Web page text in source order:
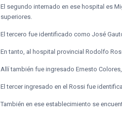
El segundo internado en ese hospital es
superiores.
El tercero fue identificado como José
En tanto, al hospital provincial Rodolfo
Allí también fue ingresado Ernesto
El tercer ingresado en el Rossi fue
También en ese establecimiento se